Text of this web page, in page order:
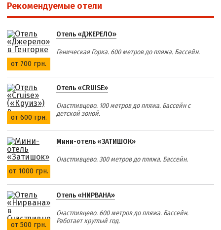
Рекомендуемые отели
от 700 грн.
Отель «ДЖЕРЕЛО»
Геническая Горка. 600 метров до пляжа. Бассейн.
от 600 грн.
Отель «CRUISE»
Счастливцево. 100 метров до пляжа. Бассейн с
детской зоной.
от 1000 грн.
Мини-отель «ЗАТИШОК»
Счастливцево. 300 метров до пляжа. Бассейн.
от 500 грн.
Отель «НИРВАНА»
Счастливцево. 600 метров до пляжа. Бассейн.
Работает круглый год.